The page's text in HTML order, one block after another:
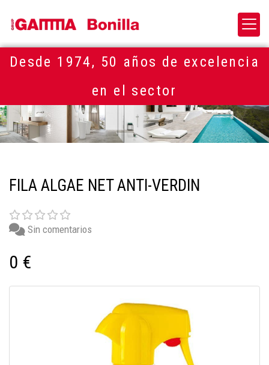
Desde 1974, 50 años de excelencia
en el sector
FILA ALGAE NET ANTI-VERDIN
Sin comentarios
0 €